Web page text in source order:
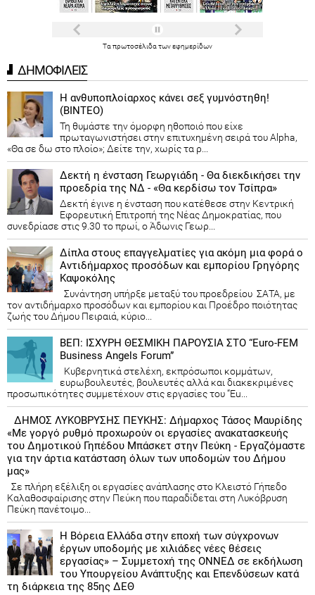
Τα πρωτοσέλιδα τωνεφημερίδων
ΔΗΜΟΦΙΛΕΙΣ
Η ανθυποπλοίαρχος κάνει σεξ γυμνόστηθη!
(ΒΙΝΤΕΟ)
Τη θυμάστε την όμορφη ηθοποιό που είχε
πρωταγωνιστήσει στην επιτυχημένη σειρά του Alpha,
«Θα σε δω στο πλοίο»; Δείτε την, χωρίς τα ρ...
Δεκτή η ένσταση Γεωργιάδη - Θα διεκδικήσει την
προεδρία της ΝΔ - «Θα κερδίσω τον Τσίπρα»
Δεκτή έγινε η ένσταση που κατέθεσε στην Κεντρική
Εφορευτική Επιτροπή της Νέας Δημοκρατίας, που
συνεδρίασε στις 9.30 το πρωί, ο Άδωνις Γεωρ...
Δίπλα στους επαγγελματίες για ακόμη μια φορά ο
Αντιδήμαρχος προσόδων και εμπορίου Γρηγόρης
Καψοκόλης
Συνάντηση υπήρξε μεταξύ του προεδρείου ΣΑΤΑ, με
τον αντιδήμαρχο προσόδων και εμπορίου και Προέδρο ποιότητας
ζωής του Δήμου Πειραιά, κύριο...
ΒΕΠ: ΙΣΧΥΡΗ ΘΕΣΜΙΚΗ ΠΑΡΟΥΣΙΑ ΣΤΟ “Euro-FEM
Business Angels Forum”
Κυβερνητικά στελέχη, εκπρόσωποι κομμάτων,
ευρωβουλευτές, βουλευτές αλλά και διακεκριμένες
προσωπικότητες συμμετέχουν στις εργασίες του “Eu...
ΔΗΜΟΣ ΛΥΚΟΒΡΥΣΗΣ ΠΕΥΚΗΣ: Δήμαρχος Τάσος Μαυρίδης
«Με γοργό ρυθμό προχωρούν οι εργασίες ανακατασκευής
του Δημοτικού Γηπέδου Μπάσκετ στην Πεύκη - Εργαζόμαστε
για την άρτια κατάσταση όλων των υποδομών του Δήμου
μας»
Σε πλήρη εξέλιξη οι εργασίες ανάπλασης στο Κλειστό Γήπεδο
Καλαθοσφαίρισης στην Πεύκη που παραδίδεται στη Λυκόβρυση
Πεύκη πανέτοιμο...
Η Βόρεια Ελλάδα στην εποχή των σύγχρονων
έργων υποδομής με χιλιάδες νέες θέσεις
εργασίας» – Συμμετοχή της ΟΝΝΕΔ σε εκδήλωση
του Υπουργείου Ανάπτυξης και Επενδύσεων κατά
τη διάρκεια της 85ης ΔΕΘ